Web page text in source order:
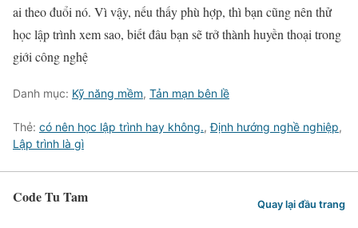
ai theo đuổi nó. Vì vậy, nếu thấy phù hợp, thì bạn cũng nên thử
học lập trình xem sao, biết đâu bạn sẽ trở thành huyền thoại trong
giới công nghệ
Danh mục: Kỹ năng mềm, Tản mạn bên lề
Thẻ: có nên học lập trình hay không.,Định hướng nghề nghiệp,
Lập trình là gì
Code Tu Tam Quay lại đầu trang